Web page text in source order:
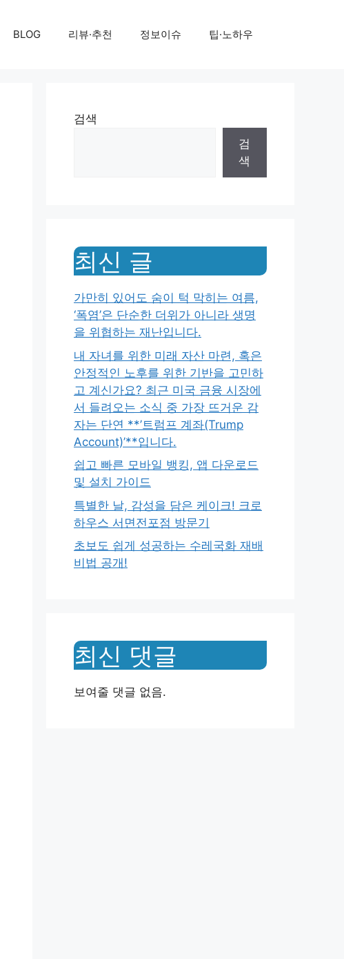
BLOG 리뷰·추천 정보이슈 팁·노하우
검색
검
색
최신 글
가만히 있어도 숨이 턱 막히는 여름,
‘폭염’은 단순한 더위가 아니라 생명
을 위협하는 재난입니다.
내 자녀를 위한 미래 자산 마련, 혹은
안정적인 노후를 위한 기반을 고민하
고 계신가요? 최근 미국 금융 시장에
서 들려오는 소식 중 가장 뜨거운 감
자는 단연 **’트럼프 계좌(Trump
Account)’**입니다.
쉽고 빠른 모바일 뱅킹, 앱 다운로드
및 설치 가이드
특별한 날, 감성을 담은 케이크! 크로
하우스 서면전포점 방문기
초보도 쉽게 성공하는 수레국화 재배
비법 공개!
최신 댓글
보여줄 댓글 없음.